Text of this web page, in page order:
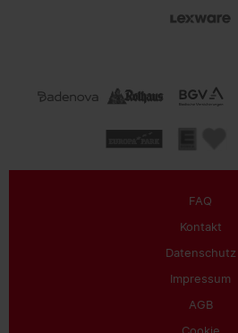
FAQ
Kontakt
Datenschutz
Impressum
AGB
Cookie